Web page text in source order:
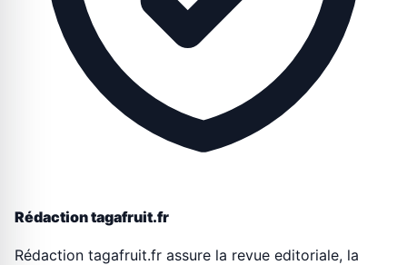
Rédaction tagafruit.fr
Rédaction tagafruit.fr assure la revue editoriale, la